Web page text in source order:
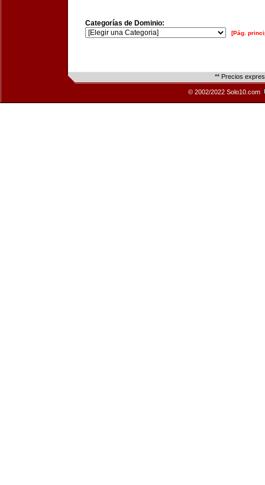
Categorías de Dominio:
[Pág.
** Precios
© 2002/2022 Solo10.com